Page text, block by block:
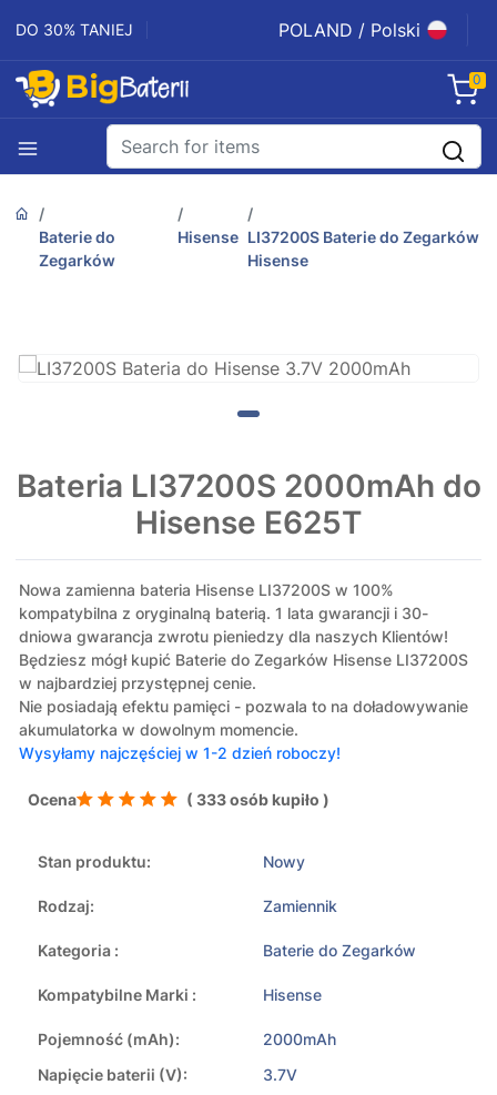
DO 30% TANIEJ POLAND / Polski
0
Baterie do
Zegarków
Hisense LI37200S Baterie do Zegarków
Hisense
Bateria LI37200S 2000mAh do
Hisense E625T
Nowa zamienna bateria Hisense LI37200S w 100%
kompatybilna z oryginalną baterią. 1 lata gwarancji i 30-
dniowa gwarancja zwrotu pieniedzy dla naszych Klientów!
Będziesz mógł kupić Baterie do Zegarków Hisense LI37200S
w najbardziej przystępnej cenie.
Nie posiadają efektu pamięci - pozwala to na doładowywanie
akumulatorka w dowolnym momencie.
Wysyłamy najczęściej w 1-2 dzień roboczy!
Ocena ( 333 osób kupiło )
Stan produktu: Nowy
Rodzaj: Zamiennik
Kategoria : Baterie do Zegarków
Kompatybilne Marki : Hisense
Pojemność (mAh):
2000mAh
Napięcie baterii (V):
3.7V